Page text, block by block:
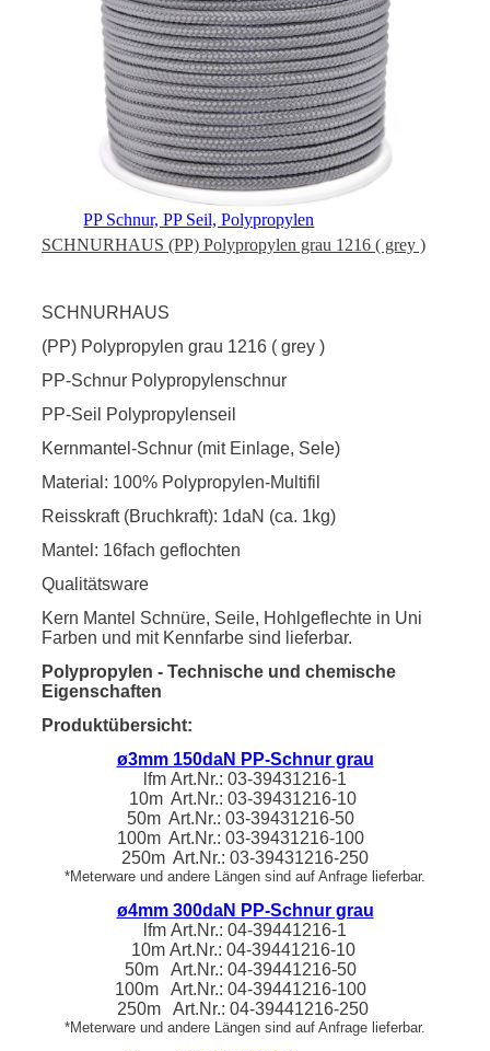
PP Schnur, PP Seil, Polypropylen
SCHNURHAUS (PP) Polypropylen grau 1216 ( grey )
SCHNURHAUS
(PP) Polypropylen grau 1216 ( grey )
PP-Schnur Polypropylenschnur
PP-Seil Polypropylenseil
Kernmantel-Schnur (mit Einlage, Sele)
Material: 100% Polypropylen-Multifil
Reisskraft (Bruchkraft): 1daN (ca. 1kg)
Mantel: 16fach geflochten
Qualitätsware
Kern Mantel Schnüre, Seile, Hohlgeflechte in Uni
Farben und mit Kennfarbe sind lieferbar.
Polypropylen - Technische und chemische
Eigenschaften
Produktübersicht:
ø3mm 150daN PP-Schnur grau
lfm Art.Nr.: 03-39431216-1
10m Art.Nr.: 03-39431216-10
50m Art.Nr.: 03-39431216-50
100m Art.Nr.: 03-39431216-100
250m Art.Nr.: 03-39431216-250
*Meterware und andere Längen sind auf Anfrage lieferbar.
ø4mm 300daN PP-Schnur grau
lfm Art.Nr.: 04-39441216-1
10m Art.Nr.: 04-39441216-10
50m Art.Nr.: 04-39441216-50
100m Art.Nr.: 04-39441216-100
250m Art.Nr.: 04-39441216-250
*Meterware und andere Längen sind auf Anfrage lieferbar.